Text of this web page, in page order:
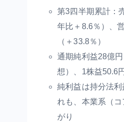
第3四半期累計：
年比＋8.6％）、
（＋33.8％）
通期純利益28億
想）、1株益50.6円
純利益は持分法
れも、本業系（
がり